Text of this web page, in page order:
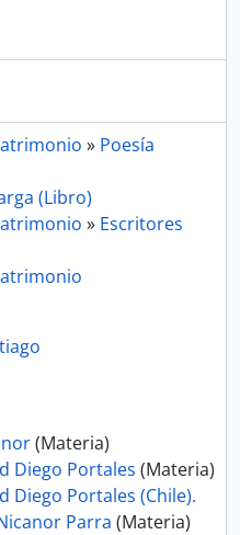
» Poesía
(Libro)
» Escritores
(Materia)
Diego Portales (Materia)
Diego Portales (Chile).
Parra (Materia)